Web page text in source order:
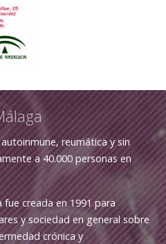
reumática y sin
a 40.000 personas en
fue creada en 1991 para
y sociedad en general sobre
crónica y